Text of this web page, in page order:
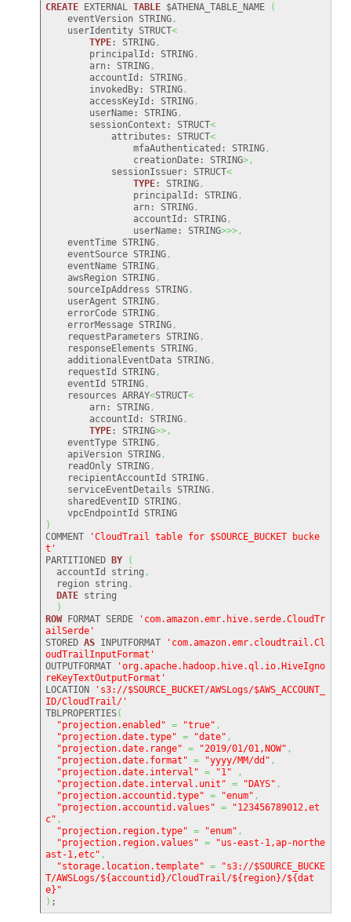
CREATE EXTERNAL TABLE $ATHENA_TABLE_NAME
(
    eventVersion STRING
,
    userIdentity STRUCT
<
TYPE: STRING,
        principalId: STRING
,
        arn: STRING
,
        accountId: STRING
,
        invokedBy: STRING
,
        accessKeyId: STRING
,
        userName: STRING
,
        sessionContext: STRUCT
<
            attributes: STRUCT
<
                mfaAuthenticated: STRING
,
                creationDate: STRING
>,
            sessionIssuer: STRUCT
<
TYPE: STRING,
                principalId: STRING
,
                arn: STRING
,
                accountId: STRING
,
                userName: STRING
>>>,
    eventTime STRING
,
    eventSource STRING
,
    eventName STRING
,
    awsRegion STRING
,
    sourceIpAddress STRING
,
    userAgent STRING
,
    errorCode STRING
,
    errorMessage STRING
,
    requestParameters STRING
,
    responseElements STRING
,
    additionalEventData STRING
,
    requestId STRING
,
    eventId STRING
,
    resources ARRAY
<STRUCT<
        arn: STRING
,
        accountId: STRING
,
TYPE: STRING>>,
    eventType STRING
,
    apiVersion STRING
,
    readOnly STRING
,
    recipientAccountId STRING
,
    serviceEventDetails STRING
,
    sharedEventID STRING
,
    vpcEndpointId STRING
)
COMMENT
'CloudTrail table for $SOURCE_BUCKET bucke
t'
PARTITIONED BY
(
  accountId string
,
  region string
,
DATE string
)
ROW FORMAT SERDE
'com.amazon.emr.hive.serde.CloudTr
ailSerde'
STORED AS INPUTFORMAT
'com.amazon.emr.cloudtrail.Cl
oudTrailInputFormat'
OUTPUTFORMAT
'org.apache.hadoop.hive.ql.io.HiveIgno
reKeyTextOutputFormat'
LOCATION
's3://$SOURCE_BUCKET/AWSLogs/$AWS_ACCOUNT_
ID/CloudTrail/'
TBLPROPERTIES(
"projection.enabled" = "true" ,
"projection.date.type" = "date" ,
"projection.date.range" = "2019/01/01,NOW" ,
"projection.date.format" = "yyyy/MM/dd" ,
"projection.date.interval" = "1"
,
"projection.date.interval.unit" = "DAYS" ,
"projection.accountid.type" = "enum" ,
"projection.accountid.values" =
"123456789012,et
c" ,
"projection.region.type" = "enum" ,
"projection.region.values" =
"us-east-1,ap-northe
ast-1,etc" ,
"storage.location.template" =
"s3://$SOURCE_BUCKE
T/AWSLogs/${accountid}/CloudTrail/${region}/${dat
e}"
) ;